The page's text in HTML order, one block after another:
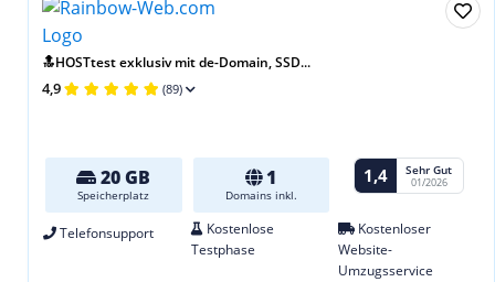
🔝HOSTtest exklusiv mit de-Domain, SSD...
4,9 (89)
20 GB
Speicherplatz
1
Domains inkl.
1,4 Sehr Gut
01/2026
Telefonsupport
Kostenlose
Testphase
Kostenloser
Website-
Umzugsservice